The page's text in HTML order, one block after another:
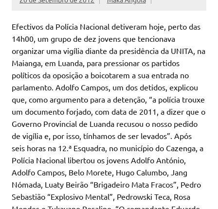
Efectivos da Polícia Nacional detiveram hoje, perto das
14h00, um grupo de dez jovens que tencionava
organizar uma vigília diante da presidência da UNITA, na
Maianga, em Luanda, para pressionar os partidos
políticos da oposição a boicotarem a sua entrada no
parlamento. Adolfo Campos, um dos detidos, explicou
que, como argumento para a detenção, “a polícia trouxe
um documento forjado, com data de 2011, a dizer que o
Governo Provincial de Luanda recusou o nosso pedido
de vigília e, por isso, tínhamos de ser levados”. Após
seis horas na 12.ª Esquadra, no município do Cazenga, a
Polícia Nacional libertou os jovens Adolfo António,
Adolfo Campos, Belo Morete, Hugo Calumbo, Jang
Nómada, Luaty Beirão “Brigadeiro Mata Fracos”, Pedro
Sebastião “Explosivo Mental”, Pedrowski Teca, Rosa